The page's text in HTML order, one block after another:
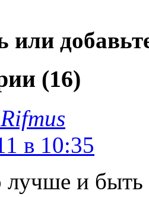
или
(16)
в 10:35
лучше и